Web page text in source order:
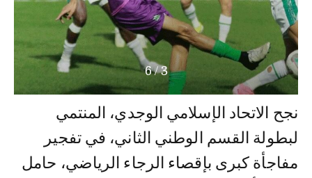
3
/
6
نجح الاتحاد الإسلامي الوجدي، المنتمي
لبطولة القسم الوطني الثاني، في تفجير
مفاجأة كبرى بإقصاء الرجاء الرياضي، حامل